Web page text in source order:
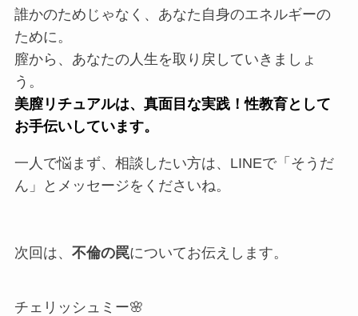
誰かのためじゃなく、あなた自身のエネルギーの
ために。
膣から、あなたの人生を取り戻していきましょ
う。
美膣リチュアルは、真面目な実践！性教育として
お手伝いしています。
一人で悩まず、相談したい方は、LINEで「そうだ
ん」とメッセージをくださいね。
次回は、 不倫の罠についてお伝えします。
チェリッシュミー🌸